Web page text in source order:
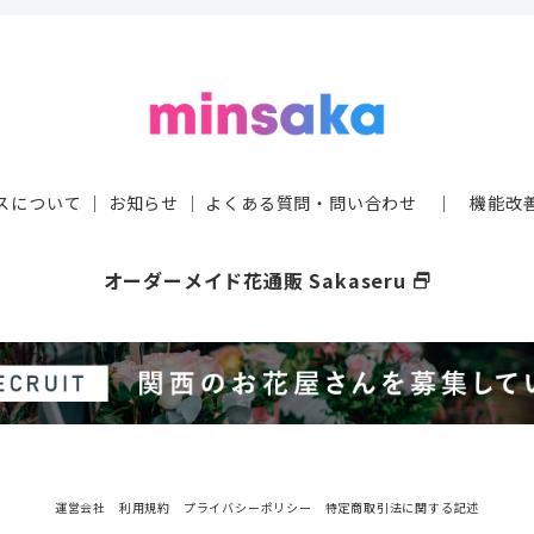
について ｜ お知らせ ｜ よくある質問・問い合わせ ｜機能改
オーダーメイド花通販 Sakaseru select_window
運営会社 利用規約 プライバシーポリシー 特定商取引法に関する記述